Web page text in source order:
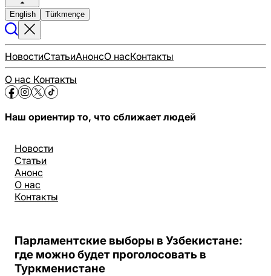
English Türkmençe
НовостиСтатьиАнонсО насКонтакты
О нас Контакты
Наш ориентир то, что сближает людей
Новости
Статьи
Анонс
О нас
Контакты
Парламентские выборы в Узбекистане:
где можно будет проголосовать в
Туркменистане